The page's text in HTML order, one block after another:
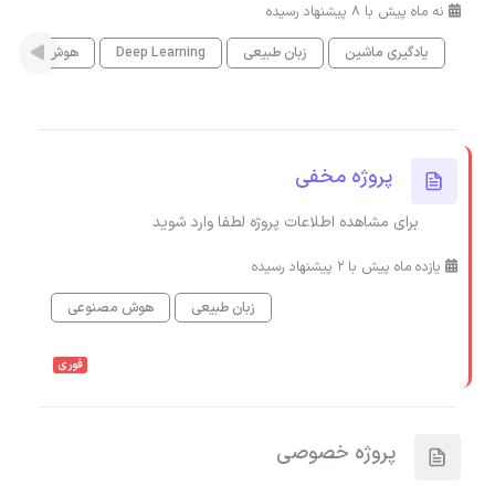
نه ماه پیش با 8 پیشنهاد رسیده
یادگیری ماشین
زبان طبیعی Deep Learning هوش
پروژه مخفی
برای مشاهده اطلاعات پروژه لطفا وارد شوید
یازده ماه پیش با 2 پیشنهاد رسیده
زبان طبیعی
هوش مصنوعی
فوری
پروژه خصوصی